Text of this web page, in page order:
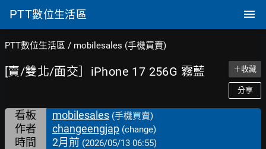
PTT數位生活區
PTT數位生活區 / mobilesales (手機買賣)
[賣/雙北/面交］iPhone 17 256G 霧藍 ＋收藏
分享
看板 mobilesales (手機買賣)
作者 changeengjap (change)
時間 2月前 (2026/05/13 06:55)